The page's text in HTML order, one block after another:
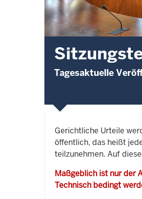
Tagesaktuelle
Gerichtliche Urteile
öffentlich, das heißt
teilzunehmen. Auf
Maßgeblich ist nur der
Technisch bedingt